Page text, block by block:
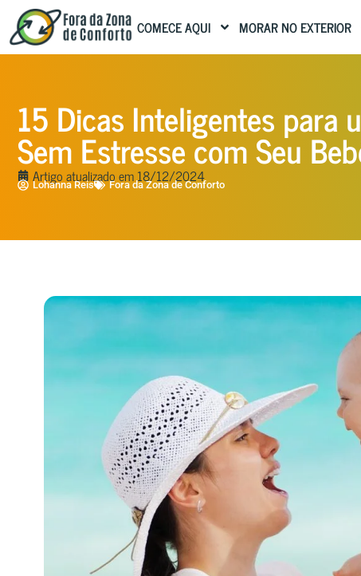
COMECE AQUI MORAR NO EXTERIOR
15 Dicas Inteligentes para
Sem Estresse com Seu
Artigo atualizado em18/12/2024
Lohanna Reis Fora da Zona de Conforto